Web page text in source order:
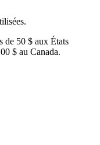
de 50 $ aux États
$ au Canada.